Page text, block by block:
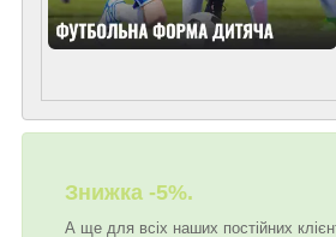
Знижка -5%.
А ще для всіх наших постійних